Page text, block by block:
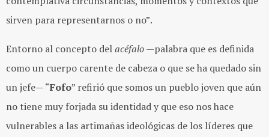
sirven para representarnos o no”.
Entorno al concepto delacéfalo—palabra que es definida
como un cuerpo carente de cabeza o que se ha quedado sin
un jefe— “Fofo” refirió que somos un pueblo joven que aún
no tiene muy forjada su identidad y que eso nos hace
vulnerables a las artimañas ideológicas de los líderes que